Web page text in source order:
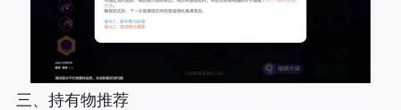
三、持有物推荐